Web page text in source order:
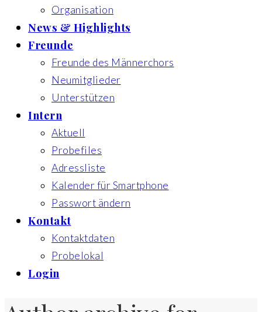
Organisation
News & Highlights
Freunde
Freunde des Männerchors
Neumitglieder
Unterstützen
Intern
Aktuell
Probefiles
Adressliste
Kalender für Smartphone
Passwort ändern
Kontakt
Kontaktdaten
Probelokal
Login